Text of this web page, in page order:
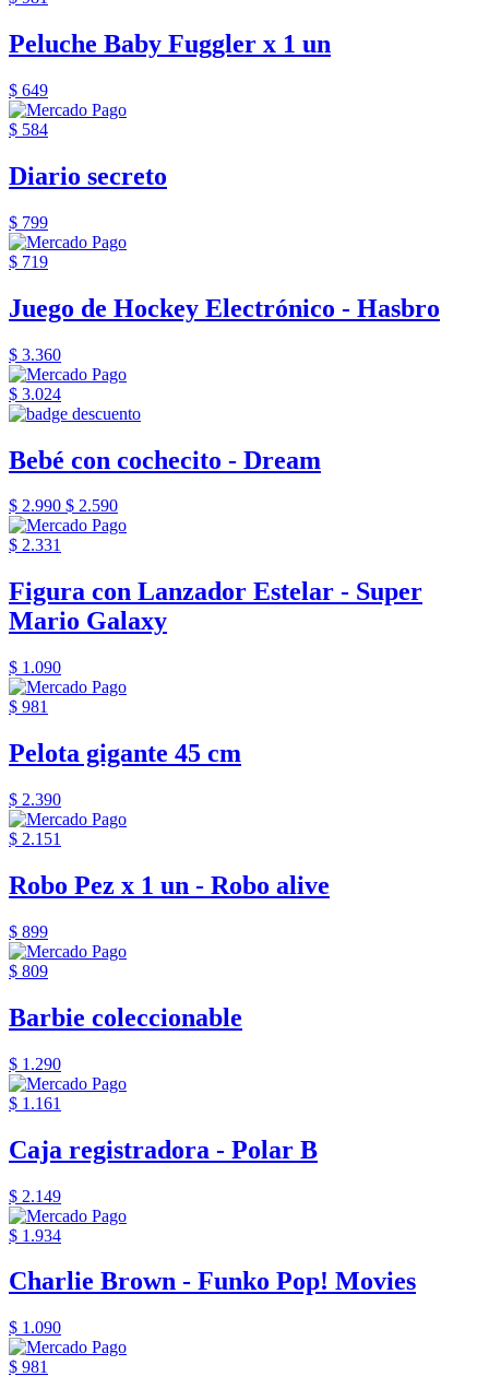
Peluche Baby Fuggler x 1 un
$ 649
$ 584
Diario secreto
$ 799
$ 719
Juego de Hockey Electrónico - Hasbro
$ 3.360
$ 3.024
Bebé con cochecito - Dream
$ 2.990 $ 2.590
$ 2.331
Figura con Lanzador Estelar - Super
Mario Galaxy
$ 1.090
$ 981
Pelota gigante 45 cm
$ 2.390
$ 2.151
Robo Pez x 1 un - Robo alive
$ 899
$ 809
Barbie coleccionable
$ 1.290
$ 1.161
Caja registradora - Polar B
$ 2.149
$ 1.934
Charlie Brown - Funko Pop! Movies
$ 1.090
$ 981